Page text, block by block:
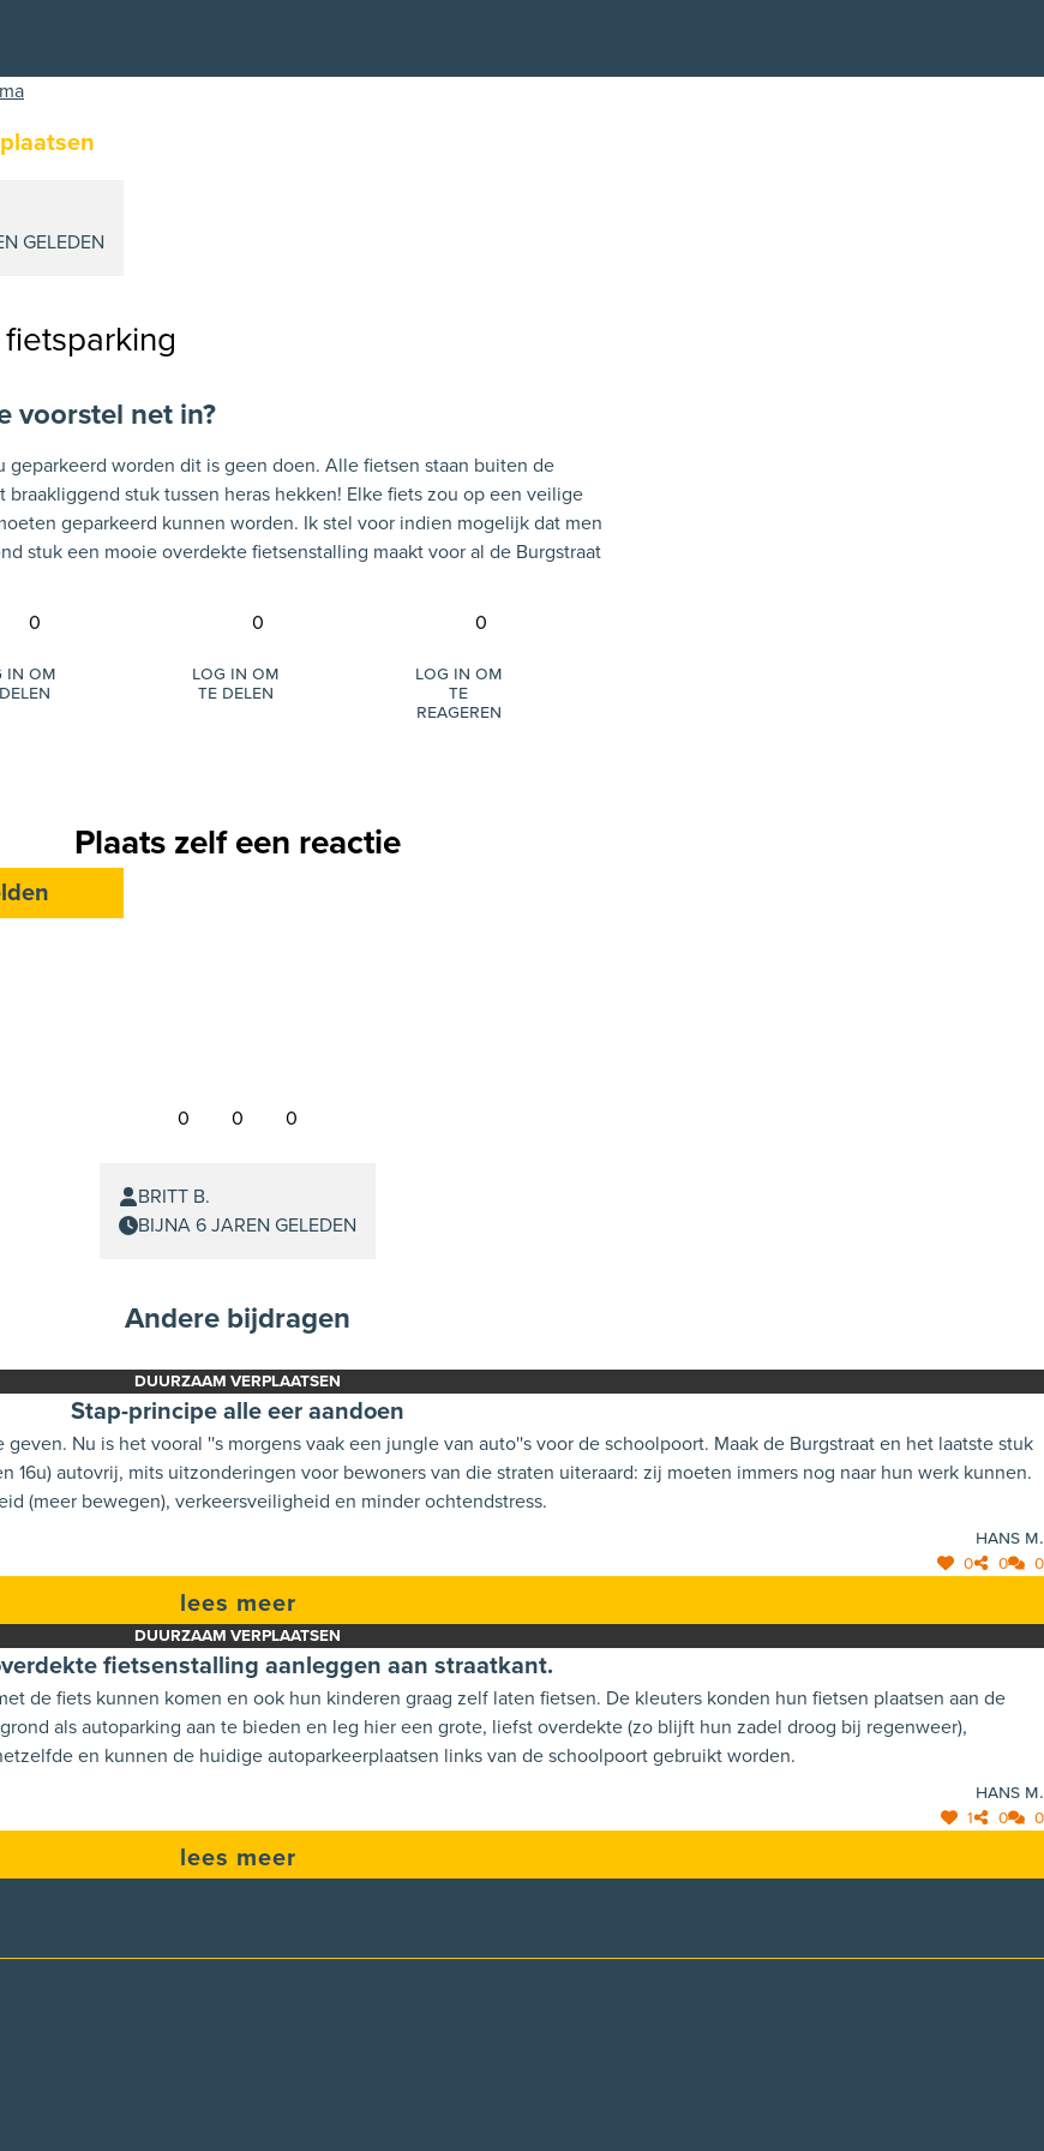
GELEDEN
voorstel net in?
geparkeerd worden dit is geen doen. Alle fietsen staan buiten de
braakliggend stuk tussen heras hekken! Elke fiets zou op een veilige
geparkeerd kunnen worden. Ik stel voor indien mogelijk dat men
stuk een mooie overdekte fietsenstalling maakt voor al de Burgstraat
0
in om
0
Log in om
te delen
0
Log in om
te
reageren
Plaats zelf een reactie
0 0 0
BRITT B.
BIJNA 6 JAREN GELEDEN
Andere bijdragen
DUURZAAM VERPLAATSEN
Stap-principe alle eer aandoen
en het laatste stuk
Ruimte geven aan voetgangers en fietsers is goed voor de gezondheid (meer bewegen), verkeersveiligheid en minder ochtendstress.
Hans M.
0 0 0
lees meer
DUURZAAM VERPLAATSEN
fietsenstalling aanleggen aan straatkant.
fietsen plaatsen aan de
fietsenparking aan voor de kleuters. Voor het lager onderwijs geldt hetzelfde en kunnen de huidige autoparkeerplaatsen links van de schoolpoort gebruikt worden.
Hans M.
1 0 0
lees meer